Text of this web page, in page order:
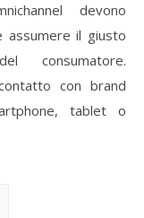
devono
il giusto
consumatore.
con brand
tablet o